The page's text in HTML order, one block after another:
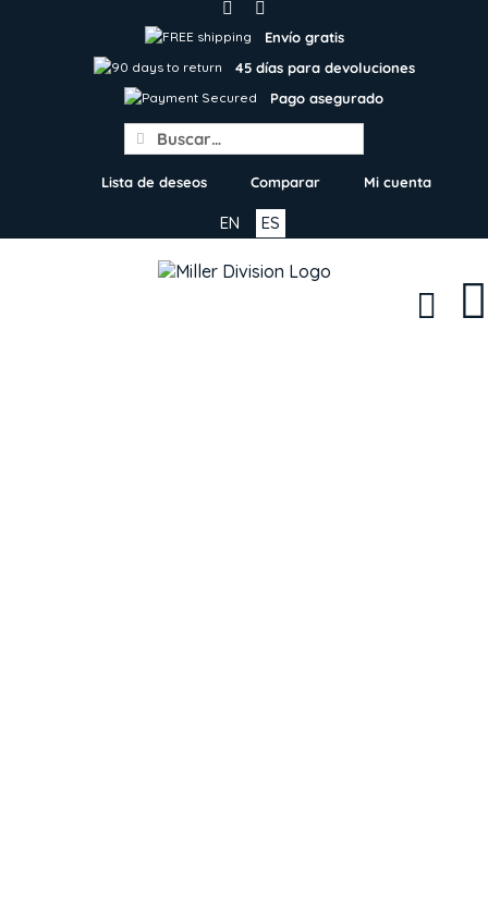
Envío gratis
45 días para devoluciones
Pago asegurado
Search
for:
Lista de deseos Comparar Mi cuenta
ES
EN